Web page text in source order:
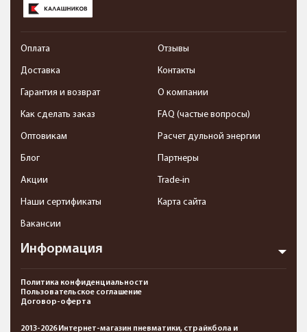
Информация
Оплата
Доставка
Гарантия и возврат
Как сделать заказ
Оптовикам
Блог
Акции
Наши сертификаты
Вакансии
Отзывы
Контакты
О компании
FAQ (частые вопросы)
Расчет дульной энергии
Партнеры
Trade-in
Карта сайта
Политика конфиденциальности
Пользовательское соглашение
Договор-оферта
2013-2026 Интернет-магазин пневматики, страйкбола и